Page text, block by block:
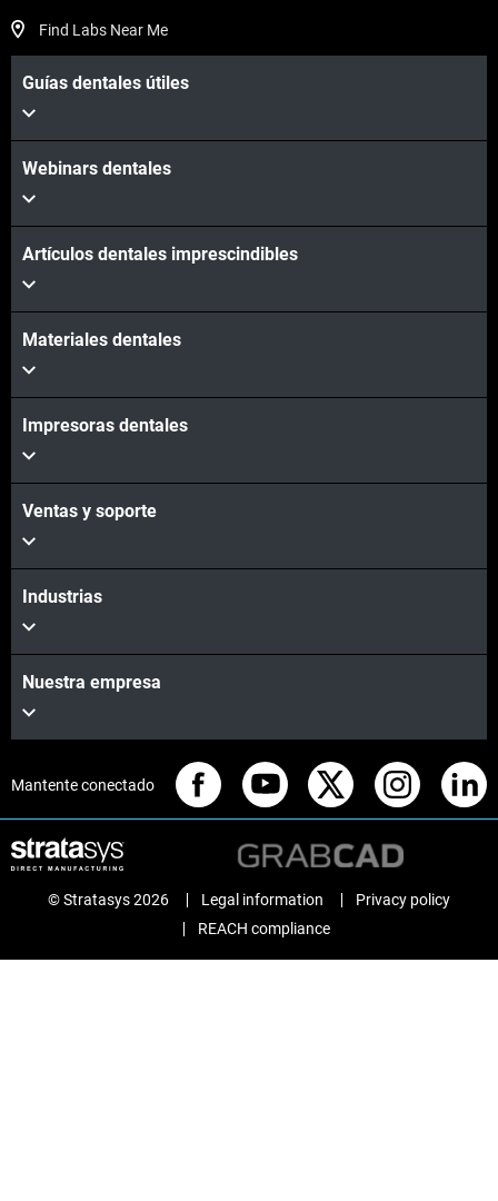
Find Labs Near Me
Guías dentales útiles
Webinars dentales
Artículos dentales imprescindibles
Materiales dentales
Impresoras dentales
Ventas y soporte
Industrias
Nuestra empresa
Mantente conectado
© Stratasys 2026 Legal information
Privacy policy
REACH compliance